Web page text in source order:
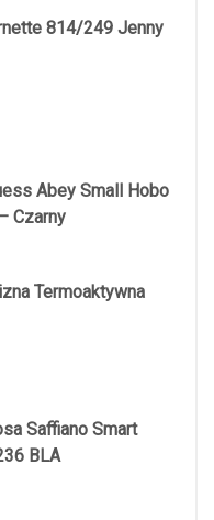
814/249 Jenny
Abey Small Hobo
Czarny
Termoaktywna
Saffiano Smart
BLA